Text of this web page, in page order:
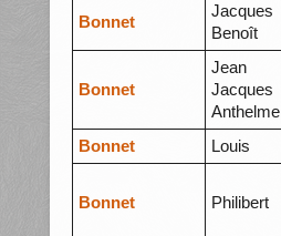
Bonnet
Jacques
Benoît
Bonnet
Jean
Jacques
Anthelme
Bonnet Louis
Bonnet Philibert